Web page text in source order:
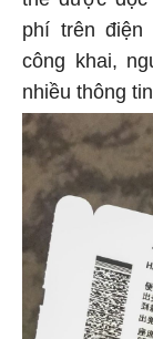
phí trên
công khai,
nhiều thông